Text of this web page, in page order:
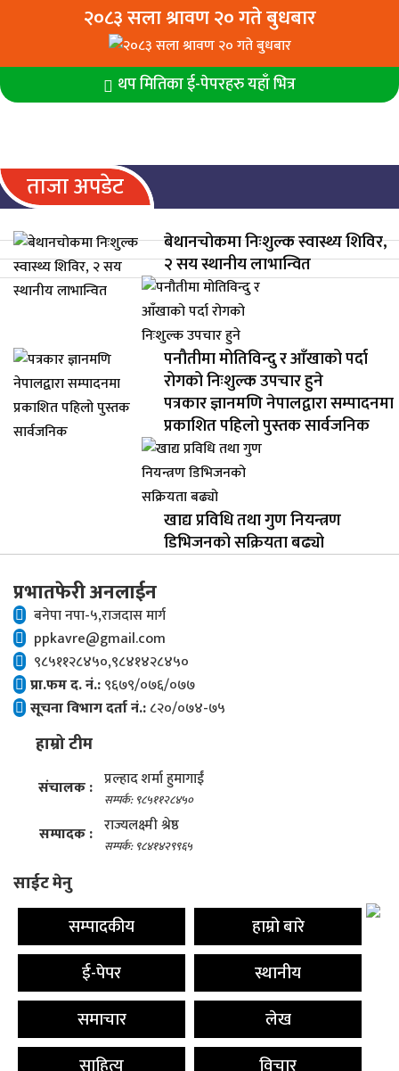
२०८३ सला श्रावण २० गते बुधबार
थप मितिका ई-पेपरहरु यहाँ भित्र
ताजा अपडेट
बेथानचोकमा निःशुल्क स्वास्थ्य शिविर,
२ सय स्थानीय लाभान्वित
पनौतीमा मोतिविन्दु र आँखाको पर्दा
रोगको निःशुल्क उपचार हुने
पत्रकार ज्ञानमणि नेपालद्वारा सम्पादनमा
प्रकाशित पहिलो पुस्तक सार्वजनिक
खाद्य प्रविधि तथा गुण नियन्त्रण
डिभिजनको सक्रियता बढ्यो
प्रभातफेरी अनलाईन
बनेपा नपा-५,राजदास मार्ग
ppkavre@gmail.com
९८५११२८४५०,९८४१४२८४५०
प्रा.फम द. नं.:९६७९/०७६/०७७
सूचना विभाग दर्ता नं.:८२०/०७४-७५
हाम्रो टीम
संचालक : प्रल्हाद शर्मा हुमागाईं
सम्पर्क: ९८५११२८४५०
सम्पादक : राज्यलक्ष्मी श्रेष्ठ
सम्पर्क: ९८४१४२९९६५
साईट मेनु
सम्पादकीय
हाम्रो बारे
ई-पेपर
स्थानीय
समाचार
लेख